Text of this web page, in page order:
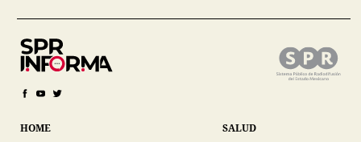
HOME
SALUD